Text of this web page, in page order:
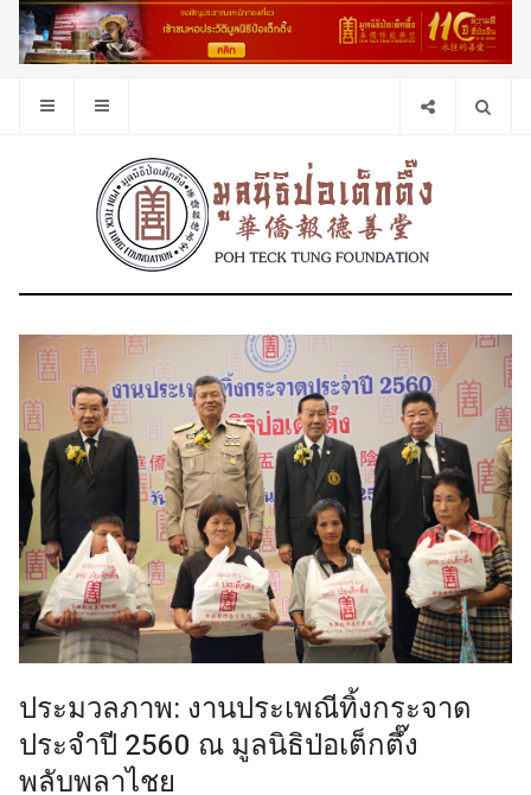
ประมวลภาพ: งานประเพณีทิ้งกระจาด
ประจำปี 2560 ณ มูลนิธิป่อเต็กตึ๊ง
พลับพลาไชย